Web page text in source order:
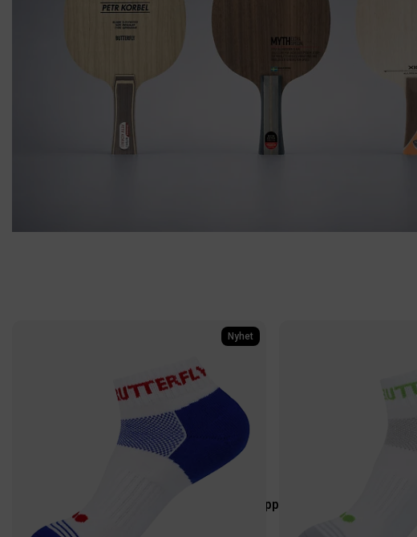
PINGISBORD
TRÄSTOMMAR
Stommar för spelare som föredrar den rena träkänslan
Shoppa nu
Nyhet